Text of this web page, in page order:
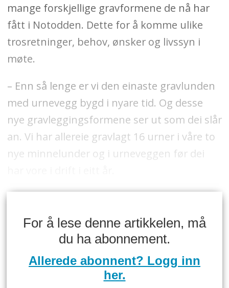
mange forskjellige gravformene de nå har
fått i Notodden. Dette for å komme ulike
trosretninger, behov, ønsker og livssyn i
møte.
– Enn så lenge er vi den einaste gravlunden
med urnevegg bygd i nyare tid. Og desse
nye gravleggingsformene ser ut som dei slår
an. Vi har allereie gravlagt 16 urner i våre to
nye minnelunder og i urneveggen før dei
For å lese denne artikkelen, må
du ha abonnement.
Allerede abonnent? Logg inn
her.